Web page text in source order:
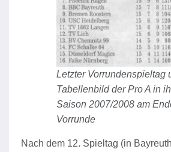
Letzter Vorrundenspieltag
Tabellenbild der Pro A in
Saison 2007/2008 am
Vorrunde
Nach dem 12. Spieltag (in